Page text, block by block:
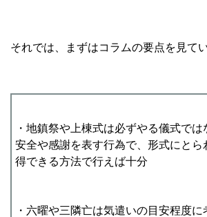
それでは、まずはコラムの要点を見て
・地鎮祭や上棟式は必ずやる儀式で
安全や感謝を表す行為で、形式にとら
得できる方法で行えば十分
・六曜や三隣亡は気遣いの目安程度